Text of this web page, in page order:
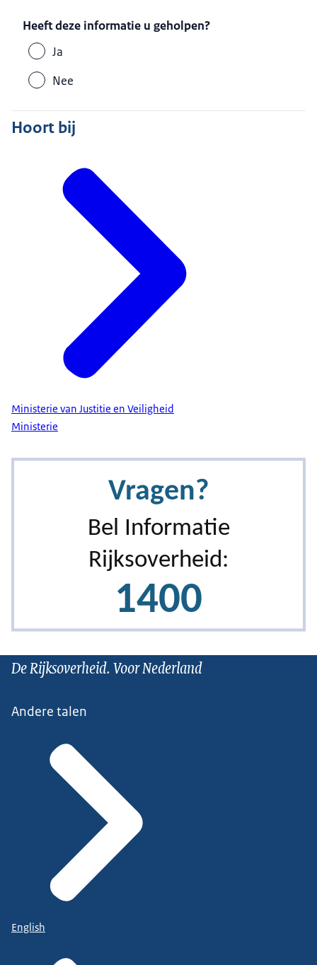
Heeft deze informatie u geholpen?
Ja
Nee
Hoort bij
Ministerie van Justitie en Veiligheid
Ministerie
De Rijksoverheid. Voor Nederland
Andere talen
English